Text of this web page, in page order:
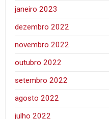
janeiro 2023
dezembro 2022
novembro 2022
outubro 2022
setembro 2022
agosto 2022
julho 2022